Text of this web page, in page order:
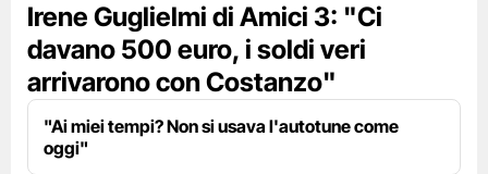
Irene Guglielmi di Amici 3: "Ci
davano 500 euro, i soldi veri
arrivarono con Costanzo"
"Ai miei tempi? Non si usava l'autotune come
oggi"